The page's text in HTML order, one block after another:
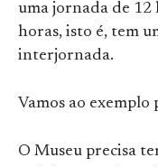
uma jornada de 12
horas, isto é, tem
interjornada.
Vamos ao exemplo
O Museu precisa